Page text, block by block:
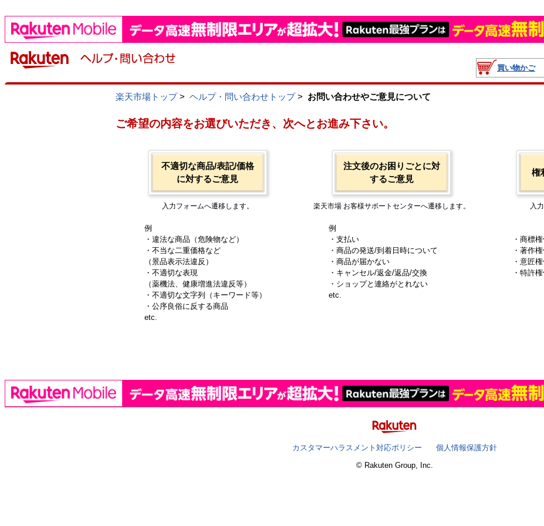
買い物かご
楽天市場トップ> ヘルプ・問い合わせトップ> お問い合わせやご意見について
ご希望の内容をお選びいただき、次へとお進み下さい。
不適切な商品/表記/価格
に対するご意見
入力フォームへ遷移します。
例
・違法な商品（危険物など）
・不当な二重価格など
（景品表示法違反）
・不適切な表現
（薬機法、健康増進法違反等）
・不適切な文字列（キーワード等）
・公序良俗に反する商品
etc.
注文後のお困りごとに対
するご意見
楽天市場 お客様サポートセンターへ遷移します。
例
・支払い
・商品の発送/到着日時について
・商品が届かない
・キャンセル/返金/返品/交換
・ショップと連絡がとれない
etc.
権
入
・商標
・著作
・意匠
・特許
カスタマーハラスメント対応ポリシー
個人情報保護方針
© Rakuten Group, Inc.